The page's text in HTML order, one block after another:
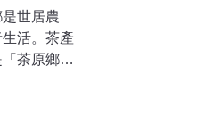
世居農
活。茶產
茶原鄉」
上，在即
濃密的杜